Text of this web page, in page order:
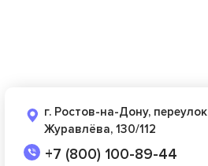
г. Ростов-на-Дону, переулок
Журавлёва, 130/112
+7 (800) 100-89-44